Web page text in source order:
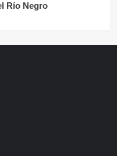
Río Negro